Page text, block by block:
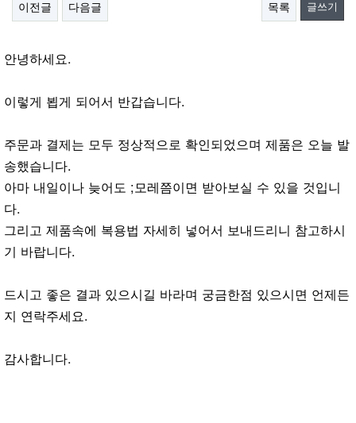
이전글 다음글 목록 글쓰기
안녕하세요.
이렇게 뵙게 되어서 반갑습니다.
주문과 결제는 모두 정상적으로 확인되었으며 제품은 오늘 발
송했습니다.
아마 내일이나 늦어도 ;모레쯤이면 받아보실 수 있을 것입니
다.
그리고 제품속에 복용법 자세히 넣어서 보내드리니 참고하시
기 바랍니다.
드시고 좋은 결과 있으시길 바라며 궁금한점 있으시면 언제든
지 연락주세요.
감사합니다.